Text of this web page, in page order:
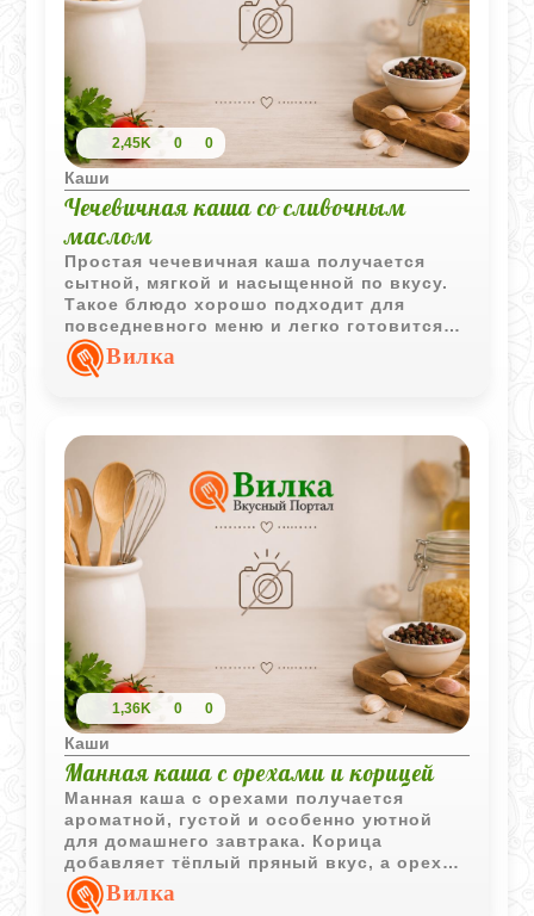
2,45K 0 0
Каши
Чечевичная каша со сливочным
маслом
Простая чечевичная каша получается
сытной, мягкой и насыщенной по вкусу.
Такое блюдо хорошо подходит для
повседневного меню и легко готовится
из минимального набора продуктов.
Вилка
1,36K 0 0
Каши
Манная каша с орехами и корицей
Манная каша с орехами получается
ароматной, густой и особенно уютной
для домашнего завтрака. Корица
добавляет тёплый пряный вкус, а орехи
делают кашу более насыщенной и
сытной.Вилка